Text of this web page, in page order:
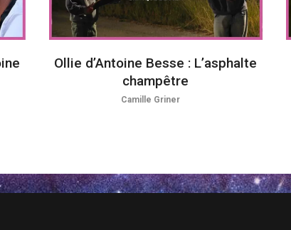
Ollie d’Antoine Besse : L’asphalte
champêtre
Camille Griner